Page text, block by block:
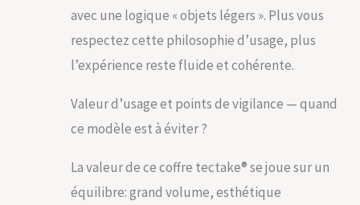
avec une logique « objets légers ». Plus vous
respectez cette philosophie d’usage, plus
l’expérience reste fluide et cohérente.
Valeur d’usage et points de vigilance — quand
ce modèle est à éviter ?
La valeur de ce coffre tectake® se joue sur un
équilibre: grand volume, esthétique